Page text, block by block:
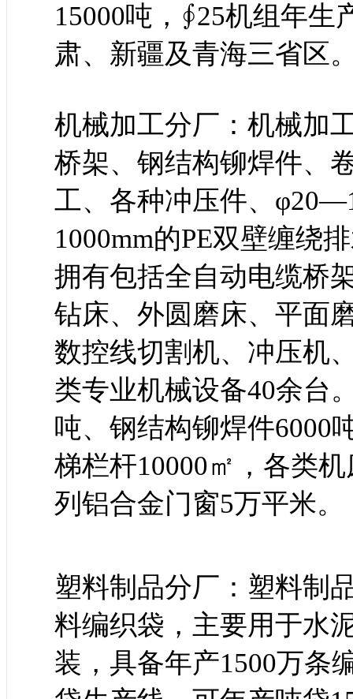
15000吨，∮25机组年生
肃、新疆及青海三省区
机械加工分厂：机械加
桥架、钢结构铆焊件、
工、各种冲压件、
1000mm的PE双壁缠绕
拥有包括全自动电缆桥
钻床、外圆磨床、平面
数控线切割机、冲压机
类专业机械设备40余台
吨、钢结构铆焊件6000
梯栏杆10000㎡，各类
列铝合金门窗5万平米。
塑料制品分厂：塑料制
料编织袋，主要用于水
装，具备年产1500万条